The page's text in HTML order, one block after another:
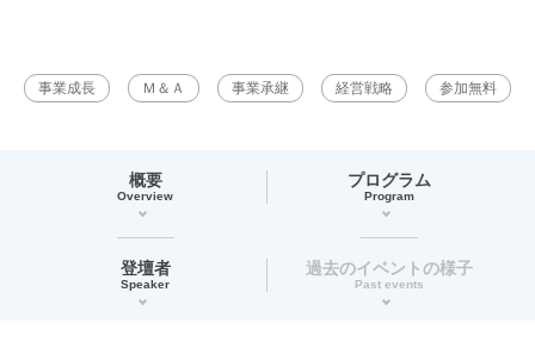
事業成長 Ｍ＆Ａ 事業承継 経営戦略 参加無料
概要
Overview
プログラム
Program
登壇者
Speaker
過去のイベントの様子
Past events